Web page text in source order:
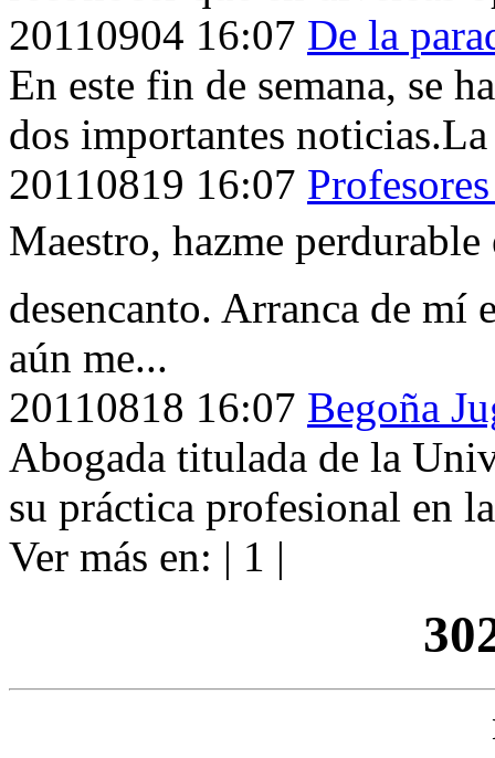
20110904 16:07 De la
En este fin de semana, se
dos importantes
20110819 16:07
Maestro, hazme
desencanto. Arranca de mí
aún me...
20110818 16:07 Begoña
Abogada titulada de la
su práctica profesional en
Ver más en: | 1 |